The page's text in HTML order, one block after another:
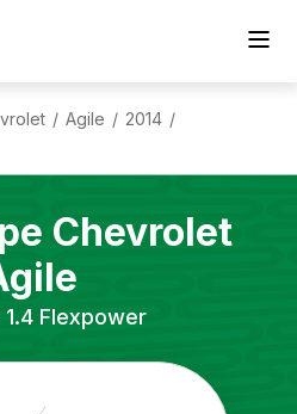
/ Agile / 2014 /
Chevrolet
1.4 Flexpower